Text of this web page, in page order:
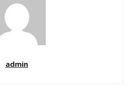
admin